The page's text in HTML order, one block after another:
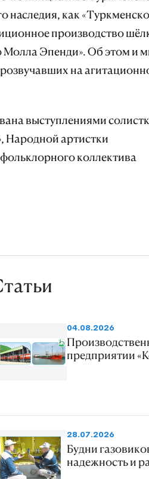
наследия, как
производство
Молла Эпенди». Об этом и
на
выступлениями
Народной артистки
коллектива
04.08.2026
предприятии
28.07.2026
Будни
надежность и